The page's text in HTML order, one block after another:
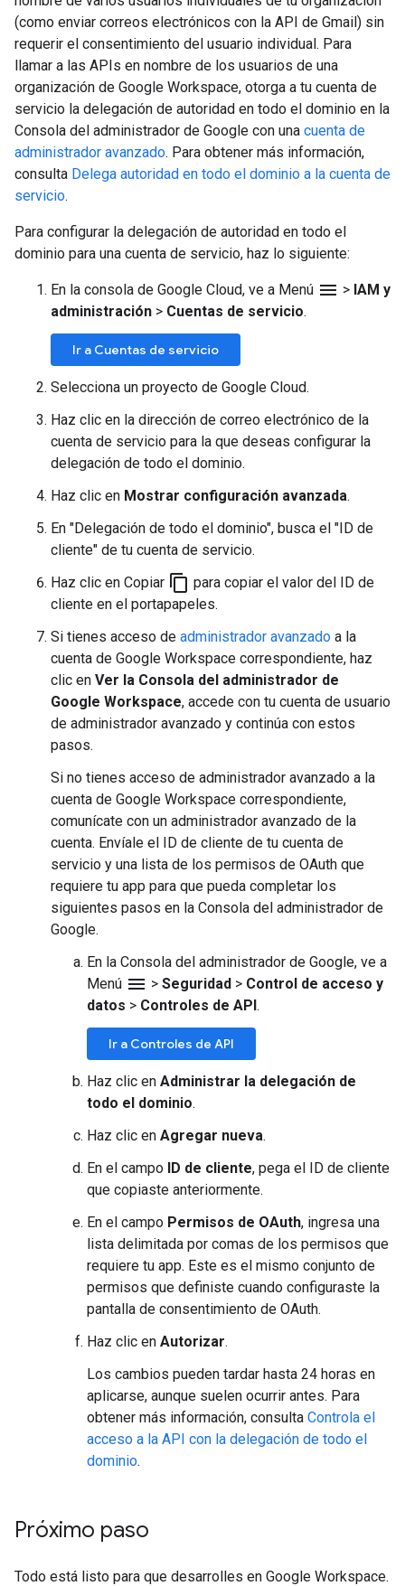
(como enviar correos electrónicos con la API de Gmail) sin
requerir el consentimiento del usuario individual. Para
llamar a las APIs en nombre de los usuarios de una
organización de Google Workspace, otorga a tu cuenta de
servicio la delegación de autoridad en todo el dominio en la
Consola del administrador de Google con una cuenta de
administrador avanzado. Para obtener más información,
consulta Delega autoridad en todo el dominio a la cuenta de
servicio.
Para configurar la delegación de autoridad en todo el
dominio para una cuenta de servicio, haz lo siguiente:
En la consola de Google Cloud, ve a Menú menu > IAM y
administración > Cuentas de servicio.
Ir a Cuentas de servicio
Selecciona un proyecto de Google Cloud.
Haz clic en la dirección de correo electrónico de la
cuenta de servicio para la que deseas configurar la
delegación de todo el dominio.
Haz clic en Mostrar configuración avanzada.
En "Delegación de todo el dominio", busca el "ID de
cliente" de tu cuenta de servicio.
Haz clic en Copiar content_copy para copiar el valor del ID de
cliente en el portapapeles.
Si tienes acceso de administrador avanzado a la
cuenta de Google Workspace correspondiente, haz
clic en Ver la Consola del administrador de
Google Workspace, accede con tu cuenta de usuario
de administrador avanzado y continúa con estos
pasos.
Si no tienes acceso de administrador avanzado a la
cuenta de Google Workspace correspondiente,
comunícate con un administrador avanzado de la
cuenta. Envíale el ID de cliente de tu cuenta de
servicio y una lista de los permisos de OAuth que
requiere tu app para que pueda completar los
siguientes pasos en la Consola del administrador de
Google.
En la Consola del administrador de Google, ve a
Menú menu > Seguridad > Control de acceso y
datos > Controles de API.
Ir a Controles de API
Haz clic en Administrar la delegación de
todo el dominio.
Haz clic en Agregar nueva.
En el campo ID de cliente, pega el ID de cliente
que copiaste anteriormente.
En el campo Permisos de OAuth, ingresa una
lista delimitada por comas de los permisos que
requiere tu app. Este es el mismo conjunto de
permisos que definiste cuando configuraste la
pantalla de consentimiento de OAuth.
Haz clic en Autorizar.
Los cambios pueden tardar hasta 24 horas en
aplicarse, aunque suelen ocurrir antes. Para
obtener más información, consulta Controla el
acceso a la API con la delegación de todo el
dominio.
Próximo paso
Todo está listo para que desarrolles en Google Workspace.